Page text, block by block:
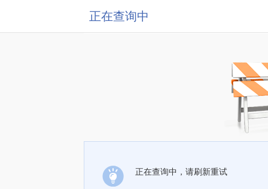
正在查询中
正在查询中，请刷新重试